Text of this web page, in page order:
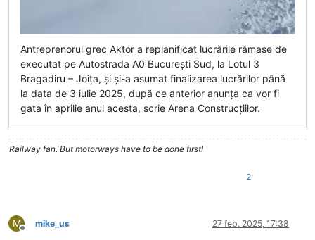
Antreprenorul grec Aktor a replanificat lucrările rămase de
executat pe Autostrada A0 București Sud, la Lotul 3
Bragadiru – Joița, și și-a asumat finalizarea lucrărilor până
la data de 3 iulie 2025, după ce anterior anunța ca vor fi
gata în aprilie anul acesta, scrie Arena Construcțiilor.
Railway fan. But motorways have to be done first!
2
M
Deconectat
mike_us 27 feb. 2025, 17:38